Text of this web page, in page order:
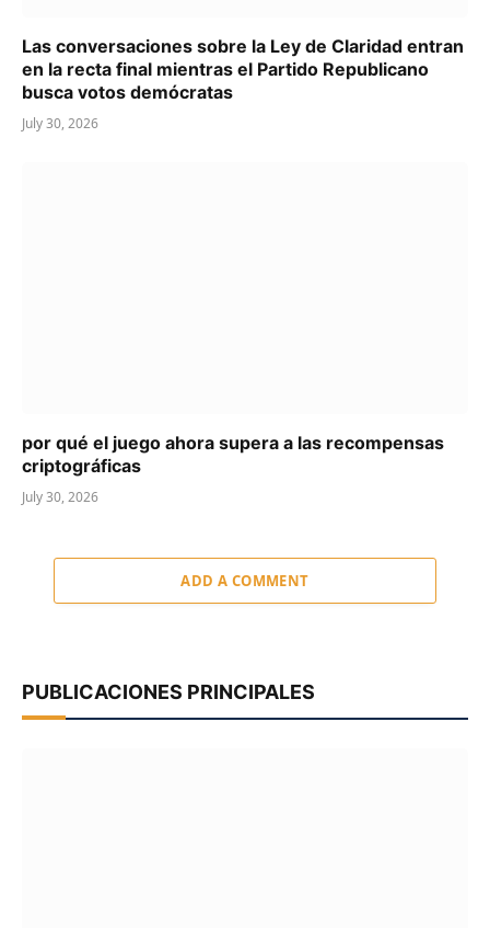
Las conversaciones sobre la Ley de Claridad entran
en la recta final mientras el Partido Republicano
busca votos demócratas
July 30, 2026
por qué el juego ahora supera a las recompensas
criptográficas
July 30, 2026
ADD A COMMENT
PUBLICACIONES PRINCIPALES